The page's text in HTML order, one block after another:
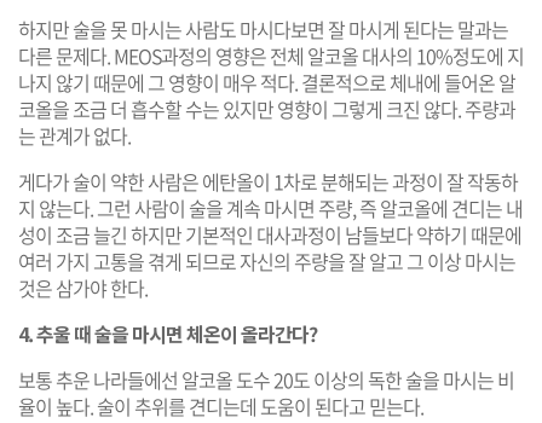
하지만 술을 못 마시는 사람도 마시다보면 잘 마시게 된다는 말과는
다른 문제다. MEOS과정의 영향은 전체 알코올 대사의 10%정도에 지
나지 않기 때문에 그 영향이 매우 적다. 결론적으로 체내에 들어온 알
코올을 조금 더 흡수할 수는 있지만 영향이 그렇게 크진 않다. 주량과
는 관계가 없다.
게다가 술이 약한 사람은 에탄올이 1차로 분해되는 과정이 잘 작동하
지 않는다. 그런 사람이 술을 계속 마시면 주량, 즉 알코올에 견디는 내
성이 조금 늘긴 하지만 기본적인 대사과정이 남들보다 약하기 때문에
여러 가지 고통을 겪게 되므로 자신의 주량을 잘 알고 그 이상 마시는
것은 삼가야 한다.
4. 추울 때 술을 마시면 체온이 올라간다?
보통 추운 나라들에선 알코올 도수 20도 이상의 독한 술을 마시는 비
율이 높다. 술이 추위를 견디는데 도움이 된다고 믿는다.